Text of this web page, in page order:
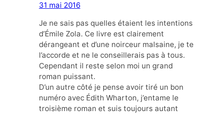
31 mai 2016
Je ne sais pas quelles étaient les intentions
d’Émile Zola. Ce livre est clairement
dérangeant et d’une noirceur malsaine, je te
l’accorde et ne le conseillerais pas à tous.
Cependant il reste selon moi un grand
roman puissant.
D’un autre côté je pense avoir tiré un bon
numéro avec Édith Wharton, j’entame le
troisième roman et suis toujours autant